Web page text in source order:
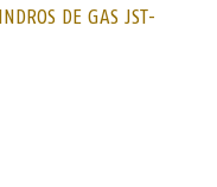
DE GAS JST-